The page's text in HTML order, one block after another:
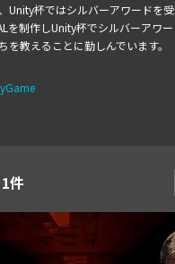
Unity杯ではシルバーアワードを
を制作しUnity杯でシルバーアワ
を教えることに勤しんでいます。
1件